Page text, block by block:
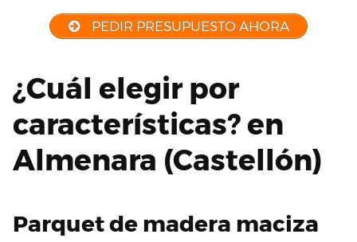
PEDIR PRESUPUESTO AHORA
¿Cuál elegir por
características? en
Almenara (Castellón)
Parquet de madera maciza